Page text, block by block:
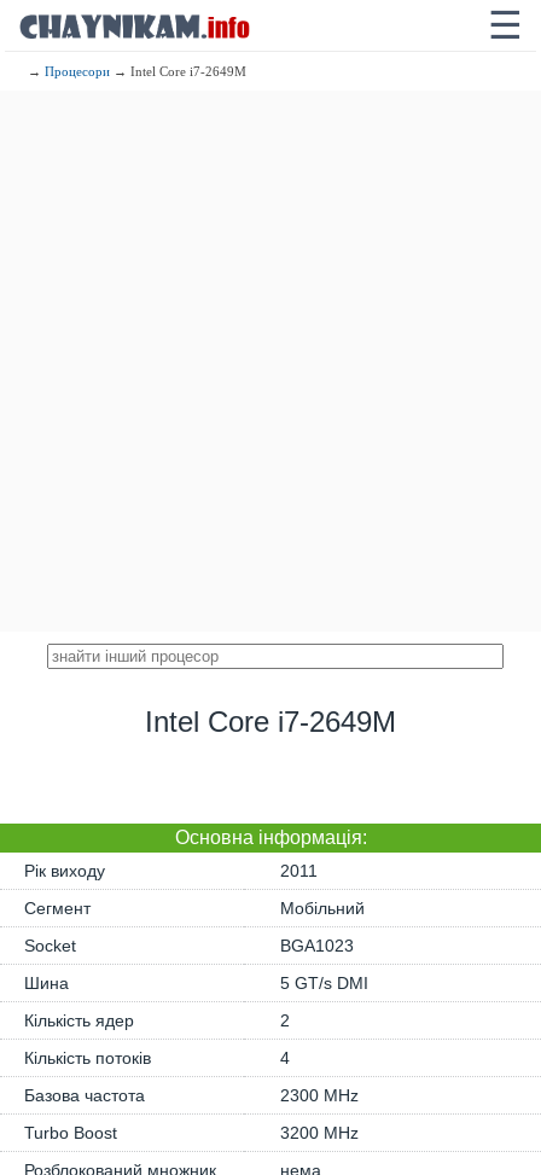
☰
→Процесори → Intel Core i7-2649M
Intel Core i7-2649M
Основна iнформація:
Рік виходу
2011
Сегмент
Мобільний
Socket
BGA1023
Шина
5 GT/s DMI
Кількість ядер
2
Кількість потоків
4
Базова частота
2300 MHz
Turbo Boost
3200 MHz
Розблокований множник
нема